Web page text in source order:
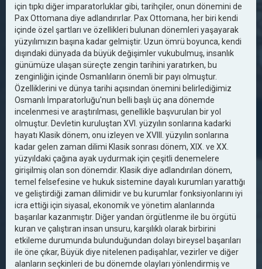
için tıpkı diğer imparatorluklar gibi, tarihçiler, onun dönemini de
Pax Ottomana diye adlandırırlar. Pax Ottomana, her biri kendi
içinde özel şartları ve özellikleri bulunan dönemleri yaşayarak
yüzyılımızın başına kadar gelmiştir. Uzun ömrü boyunca, kendi
dışındaki dünyada da büyük değişimler vukubulmuş, insanlık
günümüze ulaşan süreçte zengin tarihini yaratırken, bu
zenginliğin içinde Osmanlıların önemli bir payı olmuştur.
Özelliklerini ve dünya tarihi açısından önemini belirlediğimiz
Osmanlı İmparatorluğu'nun belli başlı üç ana dönemde
incelenmesi ve araştırılması, genellikle başvurulan bir yol
olmuştur. Devletin kuruluştan XVI. yüzyılın sonlarına kadarki
hayatı Klasik dönem, onu izleyen ve XVIII. yüzyılın sonlarına
kadar gelen zaman dilimi Klasik sonrası dönem, XIX. ve XX.
yüzyıldaki çağına ayak uydurmak için çeşitli denemelere
girişilmiş olan son dönemdir. Klasik diye adlandırılan dönem,
temel felsefesine ve hukuk sistemine dayalı kurumları yarattığı
ve geliştirdiği zaman dilimidir ve bu kurumlar fonksiyonlarını iyi
icra ettiği için siyasal, ekonomik ve yönetim alanlarında
başarılar kazanmıştır. Diğer yandan örgütlenme ile bu örgütü
kuran ve çalıştıran insan unsuru, karşılıklı olarak birbirini
etkileme durumunda bulunduğundan dolayı bireysel başarıları
ile öne çıkar, Büyük diye nitelenen padişahlar, vezirler ve diğer
alanların seçkinleri de bu dönemde olayları yönlendirmiş ve